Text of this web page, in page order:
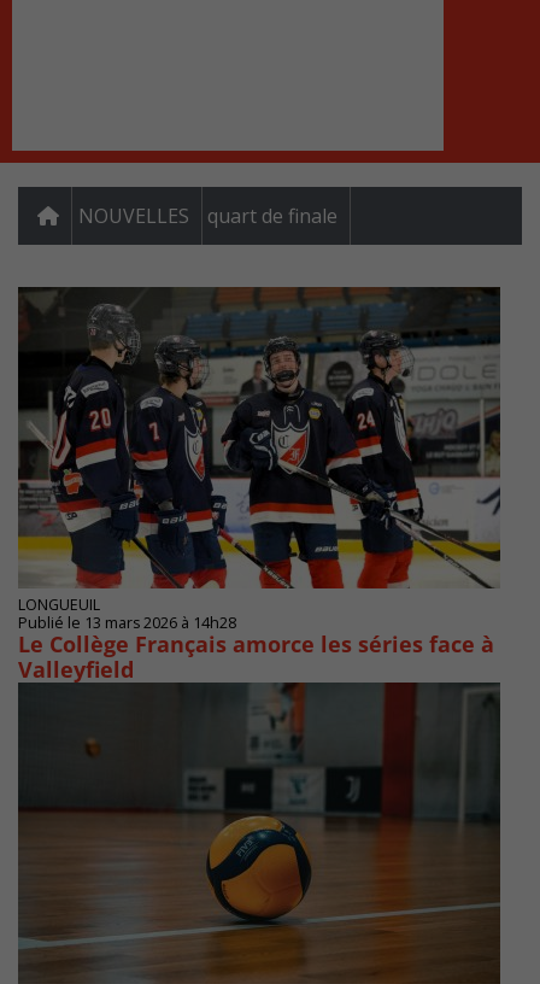
NOUVELLES quart de finale
LONGUEUIL
Publié le 13 mars 2026 à 14h28
Le Collège Français amorce les séries face à
Valleyfield